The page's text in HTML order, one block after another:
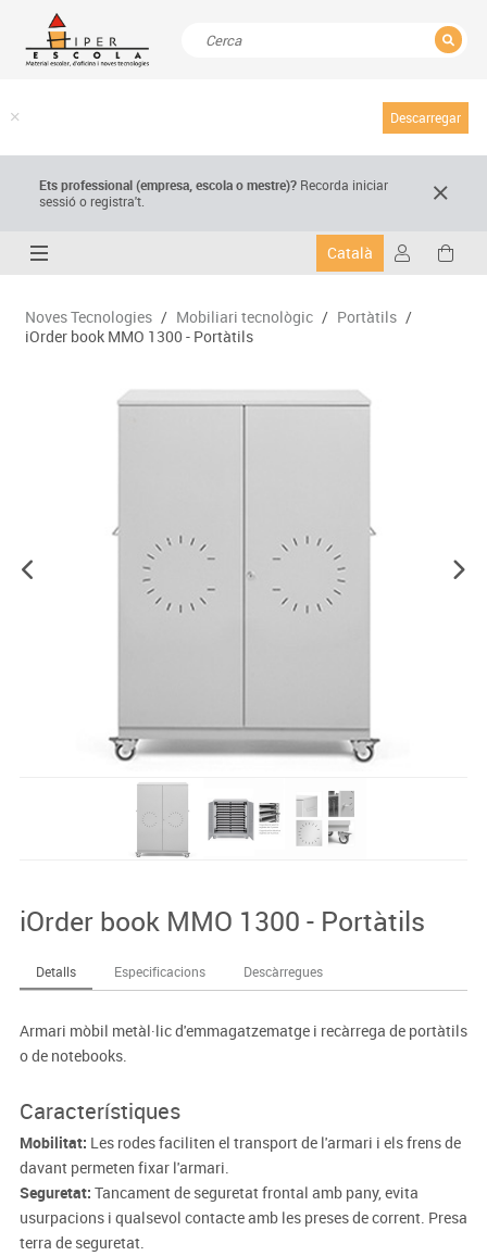
Descarregar
Ets professional (empresa,escola o mestre)? Recorda iniciar
sessió o registra't.
Català
Noves Tecnologies / Mobiliari tecnològic / Portàtils /
iOrder book MMO 1300 - Portàtils
iOrder book MMO 1300 - Portàtils
Detalls Especificacions Descàrregues
Armari mòbil metàl·lic d'emmagatzematge i recàrrega de portàtils
o de notebooks.
Característiques
Mobilitat: Les rodes faciliten el transport de l'armari i els frens de
davant permeten fixar l'armari.
Seguretat: Tancament de seguretat frontal amb pany, evita
usurpacions i qualsevol contacte amb les preses de corrent. Presa
terra de seguretat.